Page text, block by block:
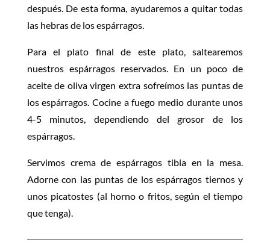
después. De esta forma, ayudaremos a quitar todas
las hebras de los espárragos.
Para el plato final de este plato, saltearemos
nuestros espárragos reservados. En un poco de
aceite de oliva virgen extra sofreímos las puntas de
los espárragos. Cocine a fuego medio durante unos
4-5 minutos, dependiendo del grosor de los
espárragos.
Servimos crema de espárragos tibia en la mesa.
Adorne con las puntas de los espárragos tiernos y
unos picatostes (al horno o fritos, según el tiempo
que tenga).